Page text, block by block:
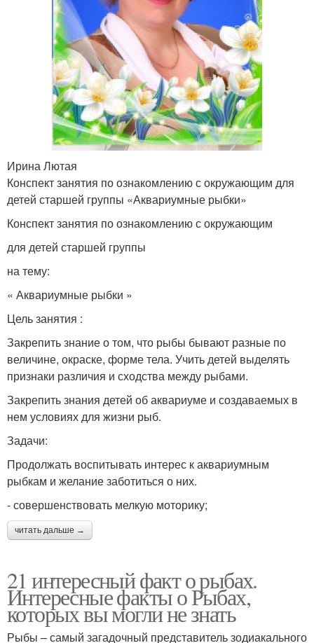
Ирина Лютая
Конспект занятия по ознакомлению с окружающим для
детей старшей группы «Аквариумные рыбки»
Конспект занятия по ознакомлению с окружающим
для детей старшей группы
на тему:
« Аквариумные рыбки »
Цель занятия :
Закрепить знание о том, что рыбы бывают разные по
величине, окраске, форме тела. Учить детей выделять
признаки различия и сходства между рыбами.
Закрепить знания детей об аквариуме и создаваемых в
нем условиях для жизни рыб.
Задачи:
Продолжать воспитывать интерес к аквариумным
рыбкам и желание заботиться о них.
- совершенствовать мелкую моторику;
читать дальше →
21 интересный факт о рыбах.
Интересные факты о Рыбах,
которых вы могли не знать
Рыбы – самый загадочный представитель зодиакального